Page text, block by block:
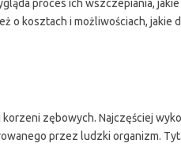
proces ich wszczepiania,
o kosztach i możliwościach, jakie
zębowych. Najczęściej
przez ludzki organizm.